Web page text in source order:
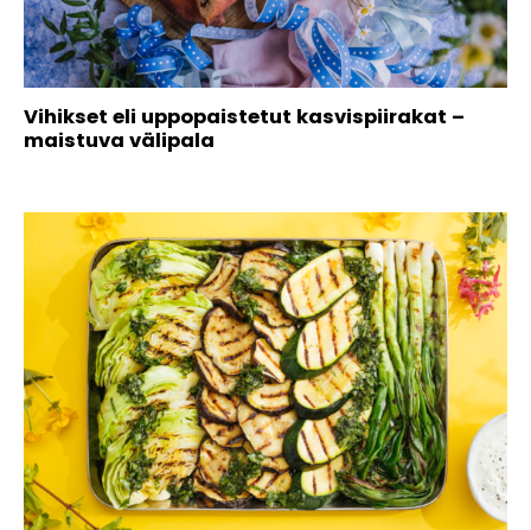
Vihikset eli uppopaistetut kasvispiirakat –
maistuva välipala